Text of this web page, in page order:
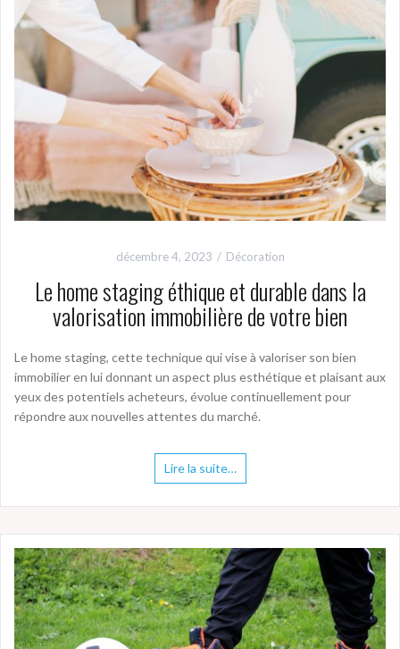
décembre 4, 2023 Décoration
Le home staging éthique et durable dans la
valorisation immobilière de votre bien
Le home staging, cette technique qui vise à valoriser son bien
immobilier en lui donnant un aspect plus esthétique et plaisant aux
yeux des potentiels acheteurs, évolue continuellement pour
répondre aux nouvelles attentes du marché.
Lire la suite…